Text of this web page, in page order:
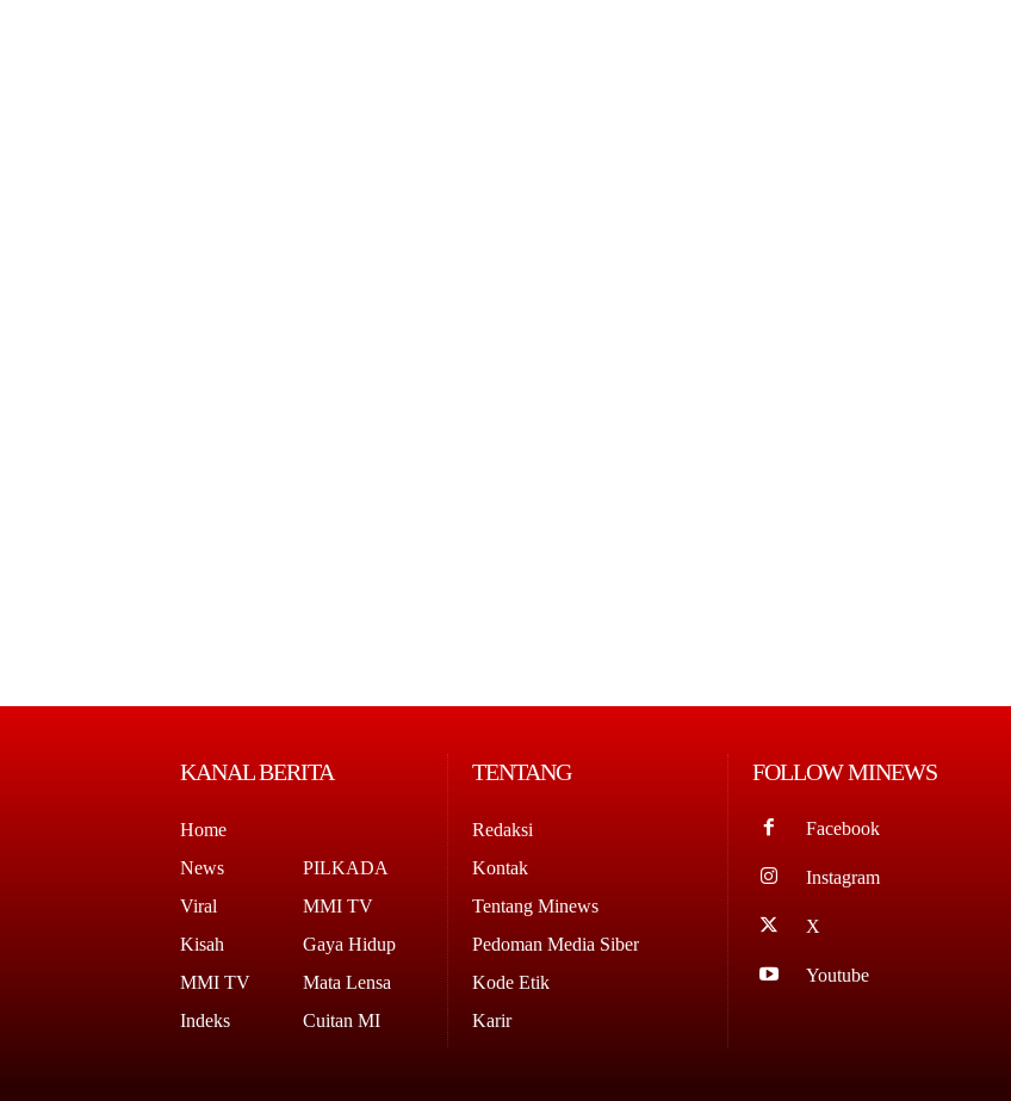
KANAL BERITA
Home
News
Viral
Kisah
MMI TV
Indeks
PILKADA
MMI TV
Gaya Hidup
Mata Lensa
Cuitan MI
TENTANG
Redaksi
Kontak
Tentang Minews
Pedoman Media Siber
Kode Etik
Karir
FOLLOW MINEWS
Facebook
Instagram
X
Youtube